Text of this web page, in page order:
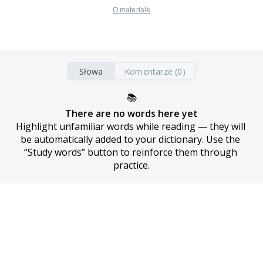
O materiale
Słowa Komentarze (0)
📚
There are no words here yet
Highlight unfamiliar words while reading — they will
be automatically added to your dictionary. Use the
“Study words” button to reinforce them through
practice.